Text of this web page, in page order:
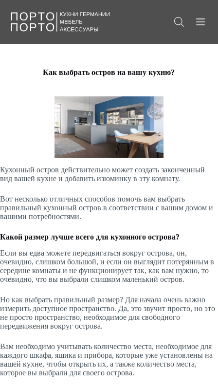
р
й
Как выбрать остров на вашу кухню?
Кухонный остров действительно может создать законченный
вид вашей кухне и добавить изюминку в эту комнату.
Вот несколько отличных способов помочь вам выбрать
правильный кухонный остров в соответствии с вашим домом и
вашими потребностями.
Какой размер лучше всего для кухонного острова?
Если вы едва можете передвигаться вокруг острова, он,
очевидно, слишком большой, и если он выглядит потерянным в
середине комнаты и не функционирует так, как вам нужно, то
очевидно, что вы выбрали слишком маленький остров.
Но как выбрать правильный размер? Для начала очень важно
измерить доступное пространство. Да, это звучит просто, но это
не просто пространство, необходимое для свободного
передвижения вокруг острова.
Вам необходимо учитывать количество места, необходимое для
каждого шкафа, ящика и прибора, которые уже установлены на
вашей кухне, чтобы открыть их, а также количество места,
которое вы выбрали для своего острова.